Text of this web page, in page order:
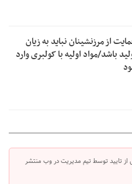
از مرزنشینان نباید به زیان
باشد/مواد اولیه با کولبری وارد
تایید توسط تیم مدیریت در وب منتشر